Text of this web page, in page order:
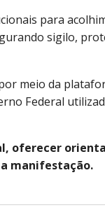
para
sigilo,
meio da
Federal
oferecer
manifestação.